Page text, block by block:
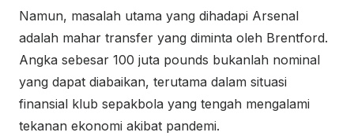
Namun, masalah utama yang dihadapi Arsenal
adalah mahar transfer yang diminta oleh Brentford.
Angka sebesar 100 juta pounds bukanlah nominal
yang dapat diabaikan, terutama dalam situasi
finansial klub sepakbola yang tengah mengalami
tekanan ekonomi akibat pandemi.